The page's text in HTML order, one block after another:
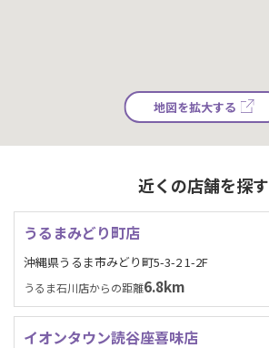
地図を拡大する
近くの店舗を探す
うるまみどり町店
沖縄県うるま市みどり町5-3-2 1-2F
うるま石川店からの距離6.8km
イオンタウン読谷座喜味店